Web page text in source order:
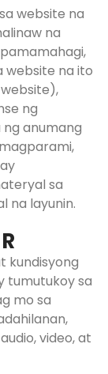
website na
na
website na ito
ng
anumang
sa
na layunin.
kundisyong
tumutukoy sa
mo sa
video, at